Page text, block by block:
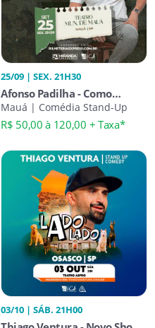
25/09 | SEX. 21H30
Afonso Padilha - Como
Nossos Pais em Mauá
Mauá | Comédia Stand-Up
R$ 50,00 à 120,00 + Taxa*
03/10 | SÁB. 21H00